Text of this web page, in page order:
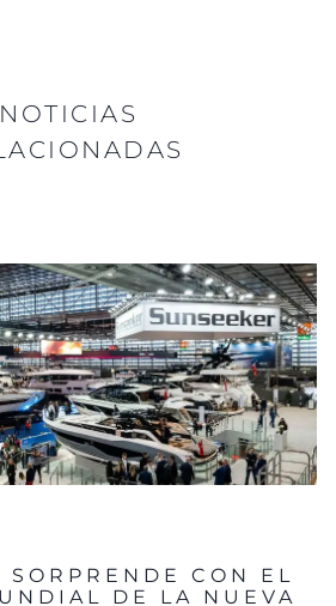
NOTICIAS
SORPRENDE CON EL
DE LA NUEVA